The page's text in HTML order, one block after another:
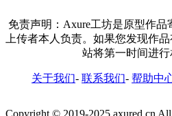
免责声明：Axure工坊是原型作
上传者本人负责。如果您发现作
站将第一时间进行
关于我们- 联系我们- 帮助中
Copyright © 2019-2025 axured.cn All